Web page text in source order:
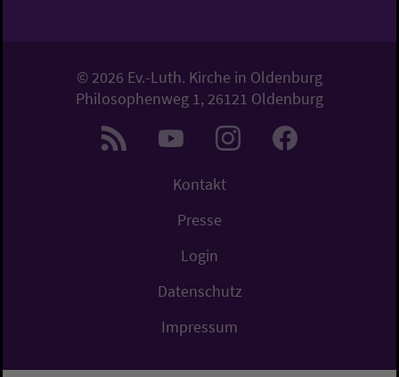
© 2026 Ev.-Luth. Kirche in Oldenburg
Philosophenweg 1, 26121 Oldenburg
Kontakt
Presse
Login
Datenschutz
Impressum